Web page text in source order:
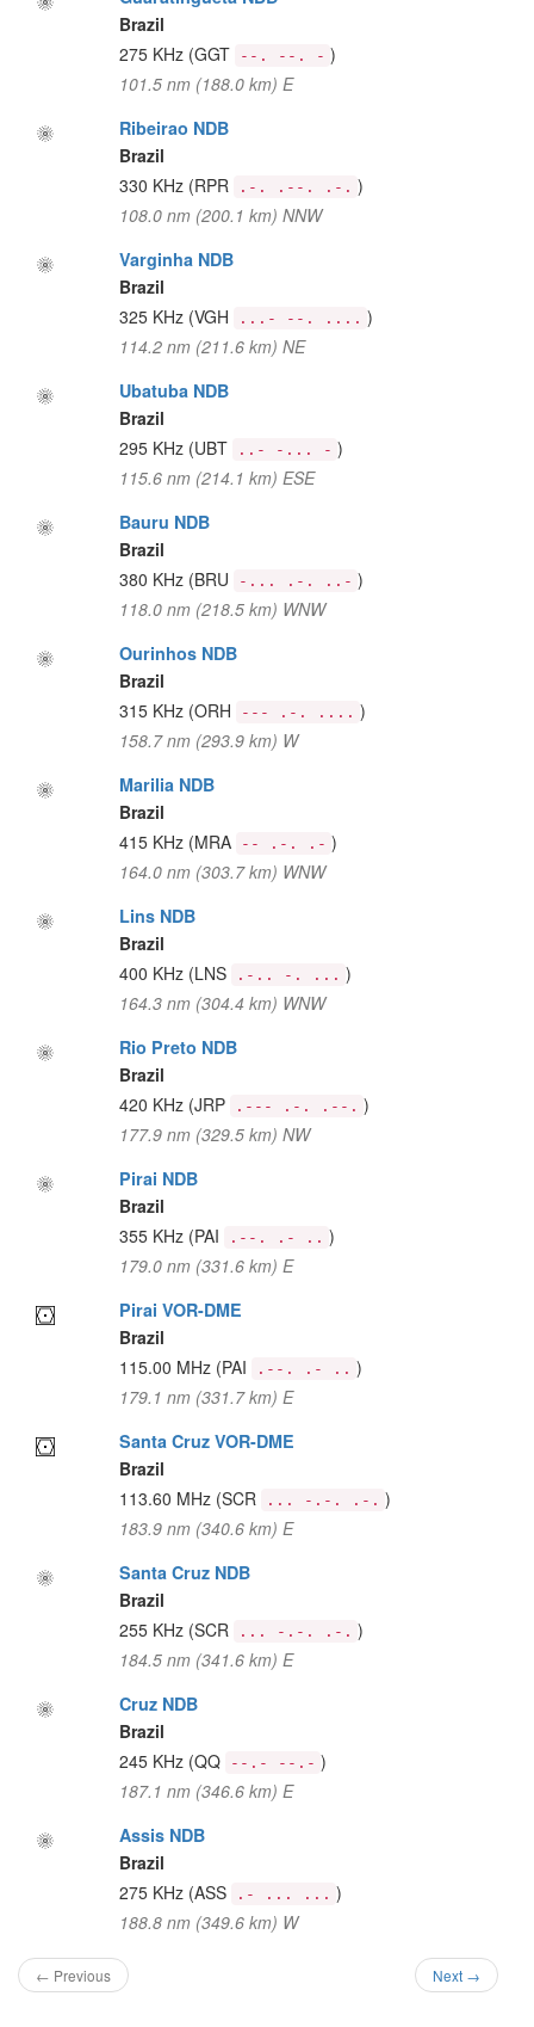
Brazil
275 KHz (GGT --. --. - )
101.5 nm (188.0 km) E
Ribeirao NDB
Brazil
330 KHz (RPR .-. .--. .-. )
108.0 nm (200.1 km) NNW
Varginha NDB
Brazil
325 KHz (VGH ...- --. .... )
114.2 nm (211.6 km) NE
Ubatuba NDB
Brazil
295 KHz (UBT ..- -... - )
115.6 nm (214.1 km) ESE
Bauru NDB
Brazil
380 KHz (BRU -... .-. ..- )
118.0 nm (218.5 km) WNW
Ourinhos NDB
Brazil
315 KHz (ORH --- .-. .... )
158.7 nm (293.9 km) W
Marilia NDB
Brazil
415 KHz (MRA -- .-. .- )
164.0 nm (303.7 km) WNW
Lins NDB
Brazil
400 KHz (LNS .-.. -. ... )
164.3 nm (304.4 km) WNW
Rio Preto NDB
Brazil
420 KHz (JRP .--- .-. .--. )
177.9 nm (329.5 km) NW
Pirai NDB
Brazil
355 KHz (PAI .--. .- .. )
179.0 nm (331.6 km) E
Pirai VOR-DME
Brazil
115.00 MHz (PAI .--. .- .. )
179.1 nm (331.7 km) E
Santa Cruz VOR-DME
Brazil
113.60 MHz (SCR ... -.-. .-. )
183.9 nm (340.6 km) E
Santa Cruz NDB
Brazil
255 KHz (SCR ... -.-. .-. )
184.5 nm (341.6 km) E
Cruz NDB
Brazil
245 KHz (QQ --.- --.- )
187.1 nm (346.6 km) E
Assis NDB
Brazil
275 KHz (ASS .- ... ... )
188.8 nm (349.6 km) W
← Previous Next →